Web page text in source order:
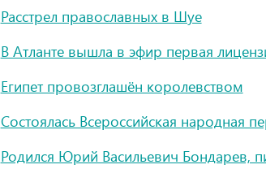
Расстрел православных в Шуе
В Атланте вышла в эфир первая
Египет провозглашён королевством
Состоялась Всероссийская народная
Родился Юрий Васильевич Бондарев,